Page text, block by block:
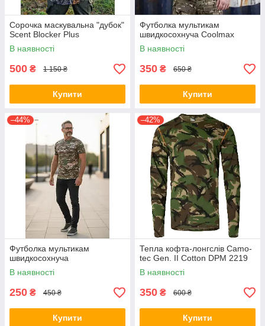
Сорочка маскувальна "дубок"
Scent Blocker Plus
В наявності
500 ₴ 1 150 ₴
Купити
Футболка мультикам
швидкосохнуча Coolmax
В наявності
350 ₴ 650 ₴
Купити
–44%
Футболка мультикам
швидкосохнуча
В наявності
250 ₴ 450 ₴
Купити
–42%
Тепла кофта-лонгслів Camo-
tec Gen. II Cotton DPM 2219
В наявності
350 ₴ 600 ₴
Купити